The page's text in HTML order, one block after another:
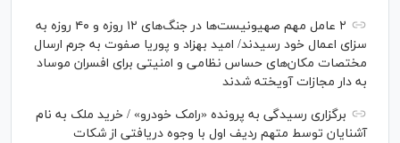
۲ عامل مهم صهیونیست‌ها در جنگ‌های ۱۲ روزه و ۴۰ روزه به
سزای اعمال خود رسیدند/ امید بهزاد و پوریا صفوت به جرم ارسال
مختصات مکان‌های حساس نظامی و امنیتی برای افسران موساد
به دار مجازات آویخته شدند
برگزاری رسیدگی به پرونده «رامک خودرو» / خرید ملک به نام
آشنایان توسط متهم ردیف اول با وجوه دریافتی از شکات